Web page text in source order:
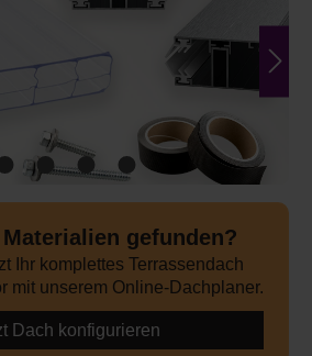
gefunden?
Ihr komplettes Terrassendach
mit unserem Online-Dachplaner.
Dach konfigurieren